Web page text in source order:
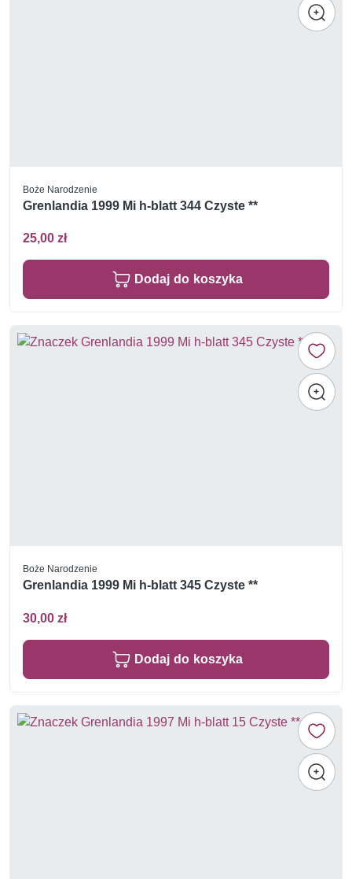
Boże Narodzenie
Grenlandia 1999 Mi h-blatt 344 Czyste **
25,00 zł
Dodaj do koszyka
Boże Narodzenie
Grenlandia 1999 Mi h-blatt 345 Czyste **
30,00 zł
Dodaj do koszyka